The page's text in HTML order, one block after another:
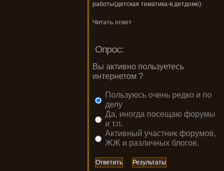
работы(детская тематика-в детдоме):
Читать ответ
Опрос:
Вы активно пользуетесь
интернетом ?
Пользуюсь очень редко и по
делу
Да, иногда посещаю форумы
и т.п.
Активный участник форумов,
ЖЖ и различных блогов.